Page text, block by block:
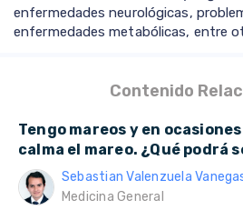
enfermedades neurológicas,
enfermedades metabólicas, entre
Contenido
Tengo mareos y en
calma el mareo. ¿Qué podrá
Sebastian Valenzuela
Medicina General